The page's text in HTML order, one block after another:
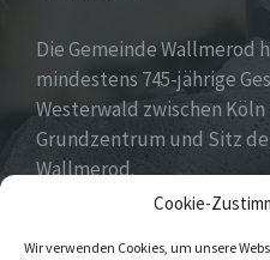
Cookie-
Wir verwenden Cookies, um unsere
Die Gemeinde Wallmerod
mindestens 745-jährige
Westerwald zwischen
Grundzentrum und Sitz
Wallmerod.